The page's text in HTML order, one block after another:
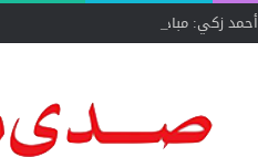
أحمد زكي: مبادرة “مصر تنطلق بالتصدير”